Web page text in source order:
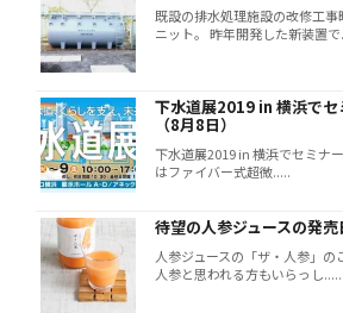
既設の排水処理施設の改修工
ニット。 昨年開発した新装置で
下水道展2019 in 横浜でセ
（8月8日）
下水道展2019 in 横浜でセミナ
はファイバー式超微.....
待望の人参ジュースの発売
人参ジュースの「ザ・人参」の
人参と思われる方もいらっし.....